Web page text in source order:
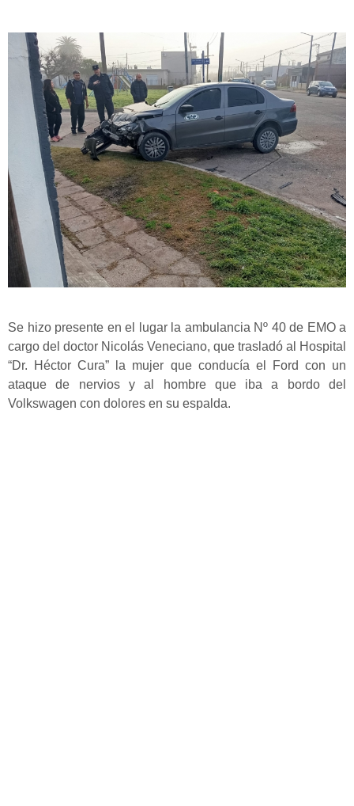
Se hizo presente en el lugar la ambulancia Nº 40 de EMO a
cargo del doctor Nicolás Veneciano, que trasladó al Hospital
“Dr. Héctor Cura” la mujer que conducía el Ford con un
ataque de nervios y al hombre que iba a bordo del
Volkswagen con dolores en su espalda.